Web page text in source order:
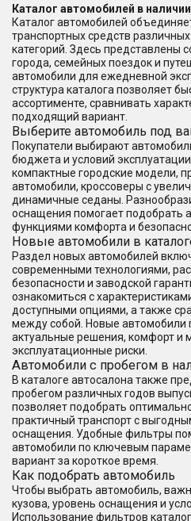
Каталог автомобилей в наличии
Каталог автомобилей
транспортных средств
категорий. Здесь представлены
города, семейных поездок и
автомобили для ежедневной
структура каталога позволяет
ассортименте, сравнивать
подходящий вариант.
Выберите автомобиль под
Покупатели выбирают
бюджета и условий
компактные городские модели,
автомобили, кроссоверы с
динамичные седаны.
оснащения помогает подобрать
функциями комфорта и
Новые автомобили в
Раздел новых автомобилей
современными технологиями,
безопасности и заводской
ознакомиться с
доступными опциями, а также
между собой. Новые автомобили
актуальные решения, комфорт и
эксплуатационные риски.
Автомобили с пробегом в
В каталоге автосалона также
пробегом различных годов
позволяет подобрать
практичный транспорт с
оснащения. Удобные фильтры
автомобили по ключевым
вариант за короткое время.
Как подобрать автомобиль
Чтобы выбрать автомобиль,
кузова, уровень оснащения и
Использование фильтров